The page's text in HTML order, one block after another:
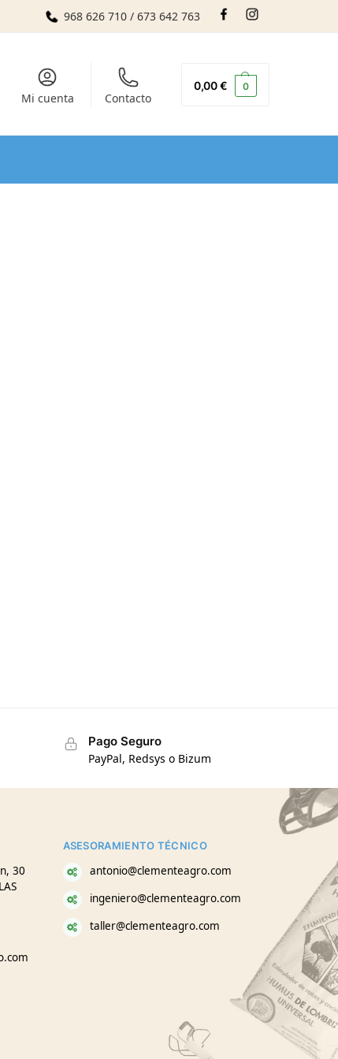
968 626 710 / 673 642 763
Mi cuenta Contacto
0,00€ 0
Pago Seguro
PayPal, Redsys o Bizum
30
ASESORAMIENTO TÉCNICO
antonio@clementeagro.com
ingeniero@clementeagro.com
taller@clementeagro.com